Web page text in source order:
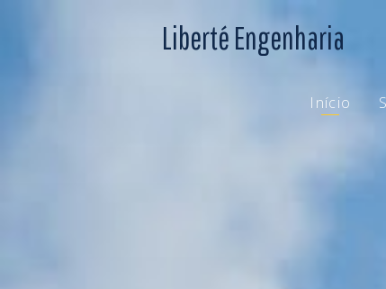
Liberté Engenharia
Início